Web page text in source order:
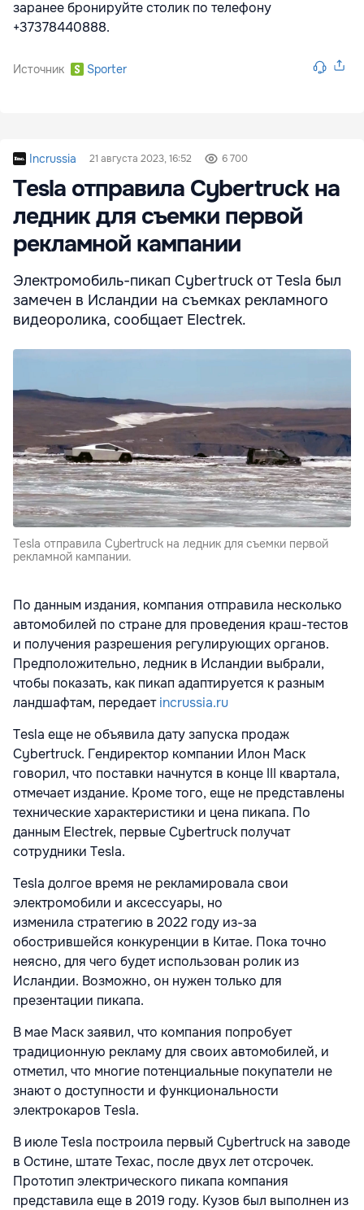
заранее бронируйте столик по телефону
+37378440888.
Источник Sporter
Incrussia 21 августа 2023, 16:52 6 700
Tesla отправила Cybertruck на
ледник для съемки первой
рекламной кампании
Электромобиль-пикап Cybertruck от Tesla был
замечен в Исландии на съемках рекламного
видеоролика, сообщает Electrek.
Tesla отправила Cybertruck на ледник для съемки первой
рекламной кампании.
По данным издания, компания отправила несколько
автомобилей по стране для проведения краш-тестов
и получения разрешения регулирующих органов.
Предположительно, ледник в Исландии выбрали,
чтобы показать, как пикап адаптируется к разным
ландшафтам, передаетincrussia.ru
Tesla еще не объявила дату запуска продаж
Cybertruck. Гендиректор компании Илон Маск
говорил, что поставки начнутся в конце III квартала,
отмечает издание. Кроме того, еще не представлены
технические характеристики и цена пикапа. По
данным Electrek, первые Cybertruck получат
сотрудники Tesla.
Tesla долгое время не рекламировала свои
электромобили и аксессуары, но
изменила стратегию в 2022 году из-за
обострившейся конкуренции в Китае. Пока точно
неясно, для чего будет использован ролик из
Исландии. Возможно, он нужен только для
презентации пикапа.
В мае Маск заявил, что компания попробует
традиционную рекламу для своих автомобилей, и
отметил, что многие потенциальные покупатели не
знают о доступности и функциональности
электрокаров Tesla.
В июле Tesla построила первый Cybertruck на заводе
в Остине, штате Техас, после двух лет отсрочек.
Прототип электрического пикапа компания
представила еще в 2019 году. Кузов был выполнен из